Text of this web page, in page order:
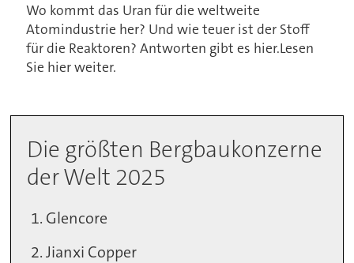
Wo kommt das Uran für die weltweite
Atomindustrie her? Und wie teuer ist der Stoff
für die Reaktoren? Antworten gibt es hier.Lesen
Sie hier weiter.
Die größten Bergbaukonzerne
der Welt 2025
Glencore
Jianxi Copper